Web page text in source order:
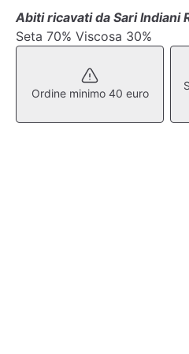
Abiti ricavati da Sari Indiani
Seta 70% Viscosa 30%
Ordine minimo 40 euro